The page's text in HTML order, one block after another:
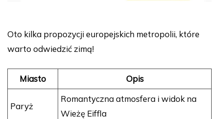
Oto kilka propozycji europejskich metropolii, które
warto odwiedzić zimą!
Miasto Opis
Paryż
Romantyczna atmosfera i widok na
Wieżę Eiffla